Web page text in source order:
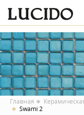
Главная
Swami 2